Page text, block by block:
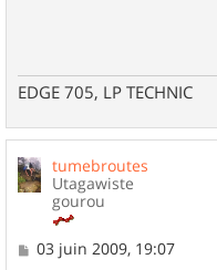
EDGE 705, LP TECHNIC
tumebroutes
Utagawiste
gourou
M
03 juin 2009, 19:07